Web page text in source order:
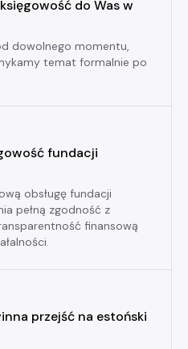
do Was w
dowolnego momentu,
temat formalnie po
fundacji
obsługę fundacji
pełną zgodność z
finansową
przejść na estoński